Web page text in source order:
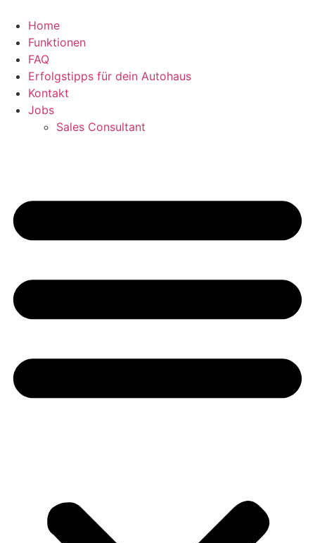
Inhalt
springen
Home
Funktionen
FAQ
Erfolgstipps für dein Autohaus
Kontakt
Jobs
Sales Consultant